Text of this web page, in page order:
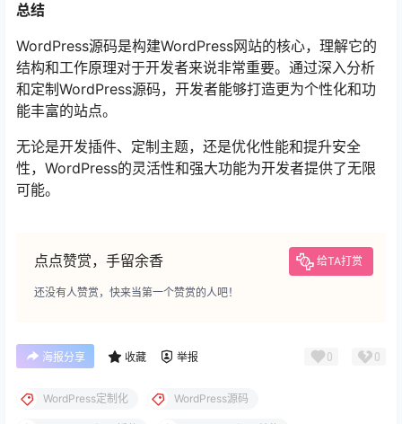
总结
WordPress源码是构建WordPress网站的核心，理解它的
结构和工作原理对于开发者来说非常重要。通过深入分析
和定制WordPress源码，开发者能够打造更为个性化和功
能丰富的站点。
无论是开发插件、定制主题，还是优化性能和提升安全
性，WordPress的灵活性和强大功能为开发者提供了无限
可能。
点点赞赏，手留余香 给TA打赏
还没有人赞赏，快来当第一个赞赏的人吧！
海报分享 收藏 举报 0 0
WordPress定制化 WordPress源码